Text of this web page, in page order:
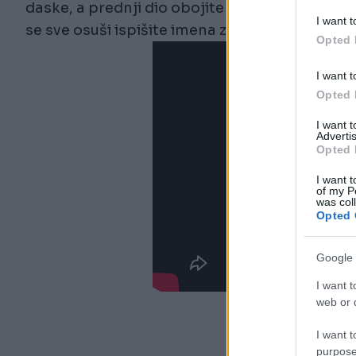
I want
Opted
I want
Opted
I want
Opted
I want
of my
was
Opted
Google
I want
web or
I want
daske, a prednji dio obojite bojom za tablu.
se sve osuši ispišite imena začinskog bilja i